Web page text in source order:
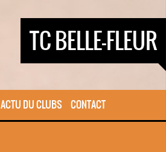
TC BELLE-FLEUR
ACTU DU CLUBS CONTACT